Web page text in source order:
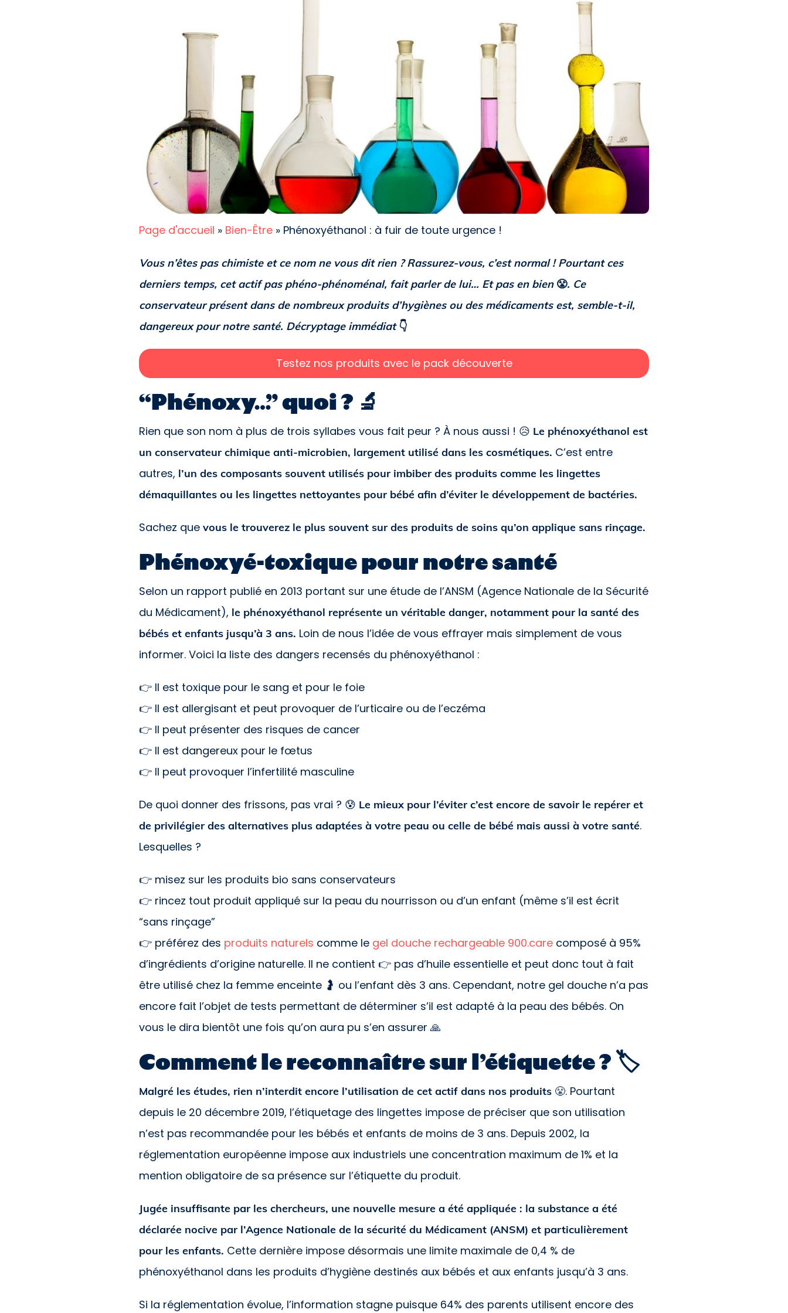
Page d'accueil » Bien-Être » Phénoxyéthanol : à fuir de toute urgence !
Vous n’êtes pas chimiste et ce nom ne vous dit rien ? Rassurez-vous, c’est normal ! Pourtant ces
derniers temps, cet actif pas phéno-phénoménal, fait parler de lui… Et pas en bien 😤. Ce
conservateur présent dans de nombreux produits d’hygiènes ou des médicaments est, semble-t-il,
dangereux pour notre santé. Décryptage immédiat 👇
Testez nos produits avec le pack découverte
“Phénoxy…” quoi ? 🔬
Rien que son nom à plus de trois syllabes vous fait peur ? À nous aussi ! 😥 Le phénoxyéthanol est
un conservateur chimique anti-microbien, largement utilisé dans les cosmétiques. C’est entre
autres, l’un des composants souvent utilisés pour imbiber des produits comme les lingettes
démaquillantes ou les lingettes nettoyantes pour bébé afin d’éviter le développement de bactéries.
Sachez que vous le trouverez le plus souvent sur des produits de soins qu’on applique sans rinçage.
Phénoxyé-toxique pour notre santé
Selon un rapport publié en 2013 portant sur une étude de l’ANSM (Agence Nationale de la Sécurité
du Médicament), le phénoxyéthanol représente un véritable danger, notamment pour la santé des
bébés et enfants jusqu’à 3 ans. Loin de nous l’idée de vous effrayer mais simplement de vous
informer. Voici la liste des dangers recensés du phénoxyéthanol :
👉 Il est toxique pour le sang et pour le foie
👉 Il est allergisant et peut provoquer de l’urticaire ou de l’eczéma
👉 Il peut présenter des risques de cancer
👉 Il est dangereux pour le fœtus
👉 Il peut provoquer l’infertilité masculine
De quoi donner des frissons, pas vrai ? 😰 Le mieux pour l’éviter c’est encore de savoir le repérer et
de privilégier des alternatives plus adaptées à votre peau ou celle de bébé mais aussi à votre santé.
Lesquelles ?
👉 misez sur les produits bio sans conservateurs
👉 rincez tout produit appliqué sur la peau du nourrisson ou d’un enfant (même s’il est écrit
“sans rinçage”
👉 préférez des produits naturels comme le gel douche rechargeable 900.care composé à 95%
d’ingrédients d’origine naturelle. Il ne contient 👉 pas d’huile essentielle et peut donc tout à fait
être utilisé chez la femme enceinte 🤰 ou l’enfant dès 3 ans. Cependant, notre gel douche n’a pas
encore fait l’objet de tests permettant de déterminer s’il est adapté à la peau des bébés. On
vous le dira bientôt une fois qu’on aura pu s’en assurer 🙏
Comment le reconnaître sur l’étiquette ? 🏷
Malgré les études, rien n’interdit encore l’utilisation de cet actif dans nos produits 😤. Pourtant
depuis le 20 décembre 2019, l’étiquetage des lingettes impose de préciser que son utilisation
n’est pas recommandée pour les bébés et enfants de moins de 3 ans. Depuis 2002, la
réglementation européenne impose aux industriels une concentration maximum de 1% et la
mention obligatoire de sa présence sur l’étiquette du produit.
Jugée insuffisante par les chercheurs, une nouvelle mesure a été appliquée : la substance a été
déclarée nocive par l’Agence Nationale de la sécurité du Médicament (ANSM) et particulièrement
pour les enfants. Cette dernière impose désormais une limite maximale de 0,4 % de
phénoxyéthanol dans les produits d’hygiène destinés aux bébés et aux enfants jusqu’à 3 ans.
Si la réglementation évolue, l’information stagne puisque 64% des parents utilisent encore des